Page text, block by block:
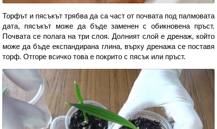
Торфът и пясъкът трябва да са част от почвата под палмовата
дата, пясъкът може да бъде заменен с обикновена пръст.
Почвата се полага на три слоя. Долният слой е дренаж, който
може да бъде експандирана глина, върху дренажа се поставя
торф. Отгоре всичко това е покрито с пясък или пръст.